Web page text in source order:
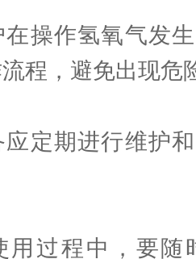
作氢氧气发生
程，避免出现危
期进行维护和
程中，要随